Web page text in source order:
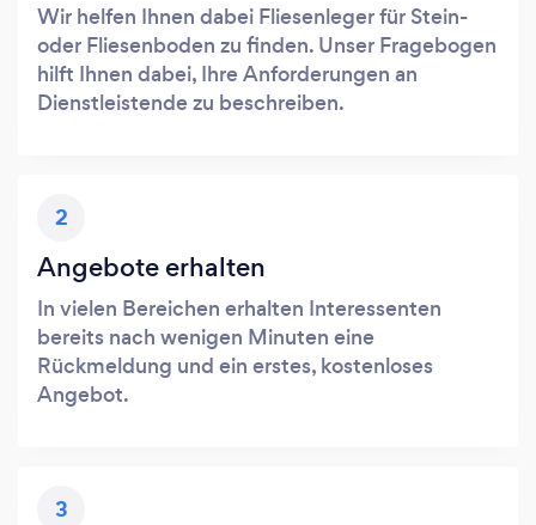
Wir helfen Ihnen dabei Fliesenleger für Stein-
oder Fliesenboden zu finden. Unser Fragebogen
hilft Ihnen dabei, Ihre Anforderungen an
Dienstleistende zu beschreiben.
2
Angebote erhalten
In vielen Bereichen erhalten Interessenten
bereits nach wenigen Minuten eine
Rückmeldung und ein erstes, kostenloses
Angebot.
3